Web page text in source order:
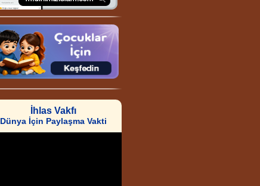
İhlas Vakfı
Dünya İçin Paylaşma Vakti